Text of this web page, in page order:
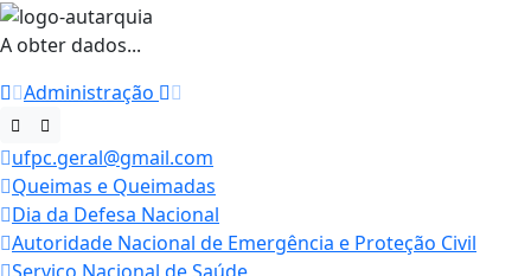
A obter dados...
Administração
ufpc.geral@gmail.com
Queimas e Queimadas
Dia da Defesa Nacional
Autoridade Nacional de Emergência e Proteção Civil